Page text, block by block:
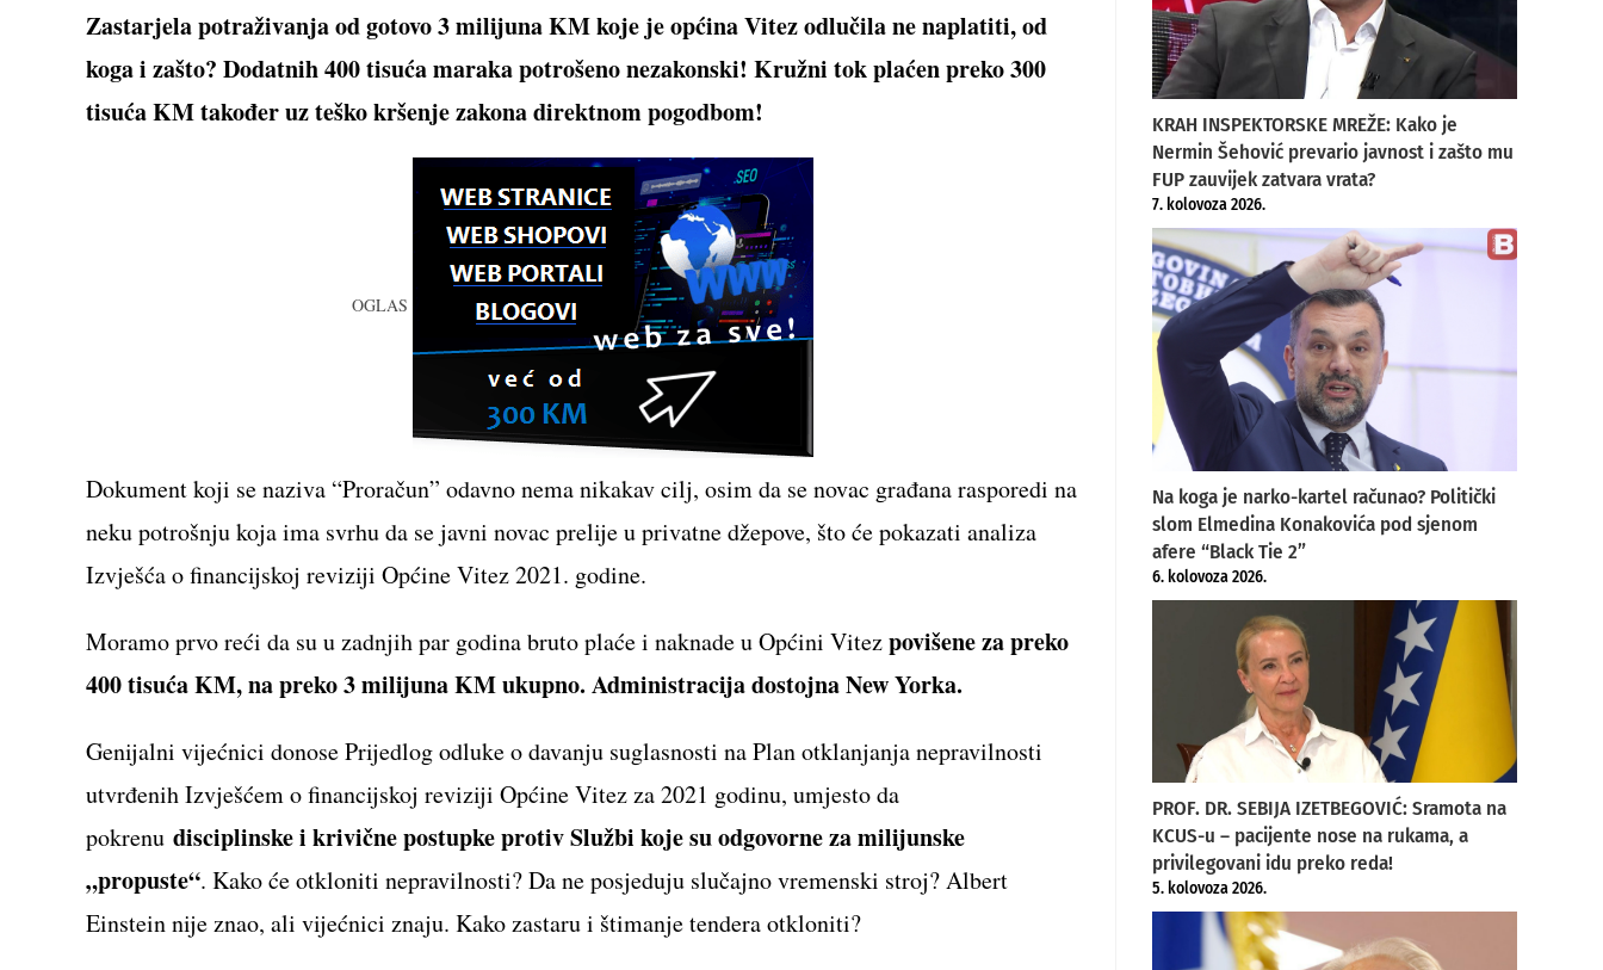
Zastarjela potraživanja od gotovo 3 milijuna KM koje je općina Vitez odlučila ne naplatiti, od
koga i zašto? Dodatnih 400 tisuća maraka potrošeno nezakonski! Kružni tok plaćen preko 300
tisuća KM također uz teško kršenje zakona direktnom pogodbom!
OGLAS
Dokument koji se naziva “Proračun” odavno nema nikakav cilj, osim da se novac građana rasporedi na
neku potrošnju koja ima svrhu da se javni novac prelije u privatne džepove, što će pokazati analiza
Izvješća o financijskoj reviziji Općine Vitez 2021. godine.
Moramo prvo reći da su u zadnjih par godina bruto plaće i naknade u Općini Vitezpovišene za preko
400 tisuća KM, na preko 3 milijuna KM ukupno. Administracija dostojna New Yorka.
Genijalni vijećnici donose Prijedlog odluke o davanju suglasnosti na Plan otklanjanja nepravilnosti
utvrđenih Izvješćem o financijskoj reviziji Općine Vitez za 2021 godinu, umjesto da
pokrenu disciplinske i krivične postupke protiv Službi koje su odgovorne za milijunske
„propuste“. Kako će otkloniti nepravilnosti? Da ne posjeduju slučajno vremenski stroj? Albert
Einstein nije znao, ali vijećnici znaju. Kako zastaru i štimanje tendera otkloniti?
KRAH INSPEKTORSKE MREŽE: Kako je
Nermin Šehović prevario javnost i zašto mu
FUP zauvijek zatvara vrata?
7. kolovoza 2026.
Na koga je narko-kartel računao? Politički
slom Elmedina Konakovića pod sjenom
afere “Black Tie 2”
6. kolovoza 2026.
PROF. DR. SEBIJA IZETBEGOVIĆ: Sramota na
KCUS-u – pacijente nose na rukama, a
privilegovani idu preko reda!
5. kolovoza 2026.